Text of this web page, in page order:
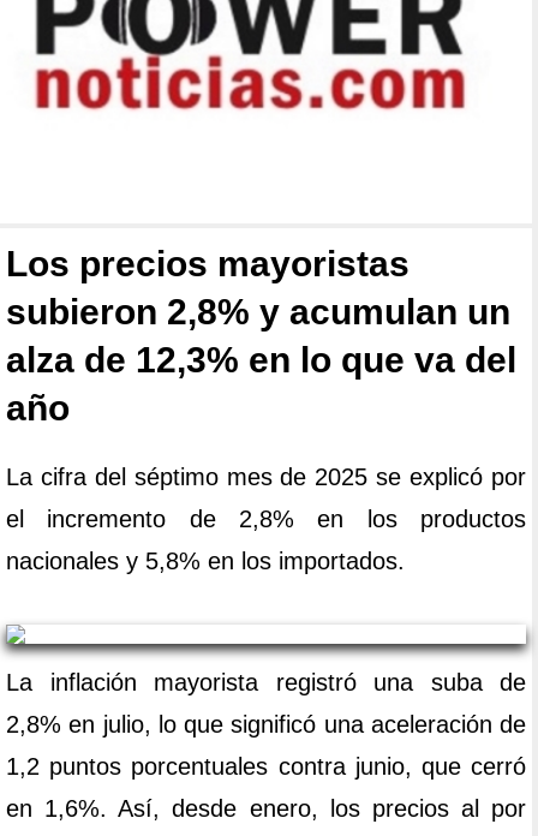
Los precios mayoristas
subieron 2,8% y acumulan un
alza de 12,3% en lo que va del
año
La cifra del séptimo mes de 2025 se explicó por
el incremento de 2,8% en los productos
nacionales y 5,8% en los importados.
La inflación mayorista registró una suba de
2,8% en julio, lo que significó una aceleración de
1,2 puntos porcentuales contra junio, que cerró
en 1,6%. Así, desde enero, los precios al por